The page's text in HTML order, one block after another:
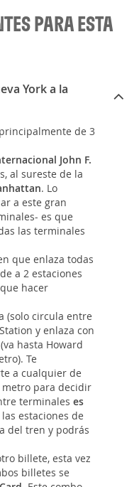
PARA ESTA
York a la
de 3
John F.
al sureste de la
. Lo
a este gran
es que
las terminales
que enlaza todas
a 2 estaciones
hacer
(solo circula entre
y enlaza con
hasta Howard
Te
a cualquier de
para decidir
terminales es
estaciones de
del tren y podrás
billete, esta vez
billetes se